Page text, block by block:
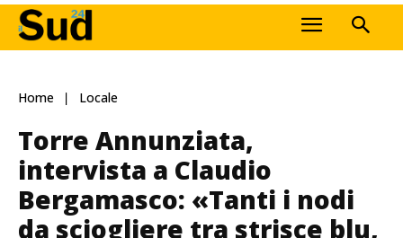
Home Locale
Torre Annunziata,
intervista a Claudio
Bergamasco: «Tanti i nodi
da sciogliere tra strisce blu,